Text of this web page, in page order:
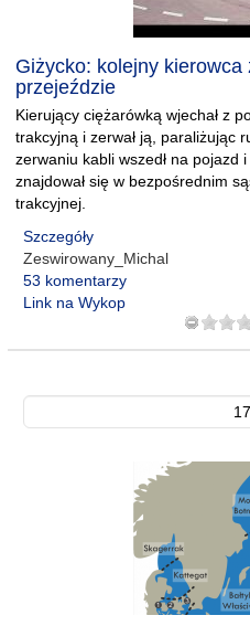
Giżycko: kolejny kierowca
przejeździe
Kierujący ciężarówką wjechał z
trakcyjną i zerwał ją, paraliżując
zerwaniu kabli wszedł na pojazd
znajdował się w bezpośrednim
trakcyjnej.
Szczegóły
Zeswirowany_Michal
53 komentarzy
Link na Wykop